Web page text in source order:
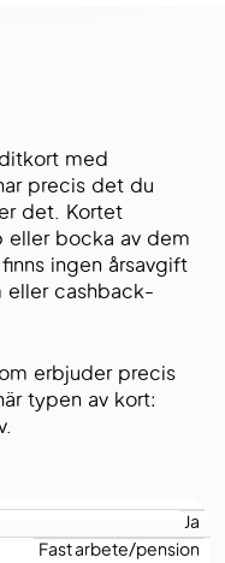
med
precis det du
det. Kortet
eller bocka av dem
ingen årsavgift
eller cashback-
erbjuder precis
typen av kort:
Ja
Fast arbete/pension